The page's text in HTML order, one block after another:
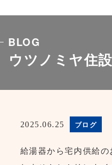
ウツノミヤ住
BLOG
2025.06.25 ブログ
給湯器から宅内供給